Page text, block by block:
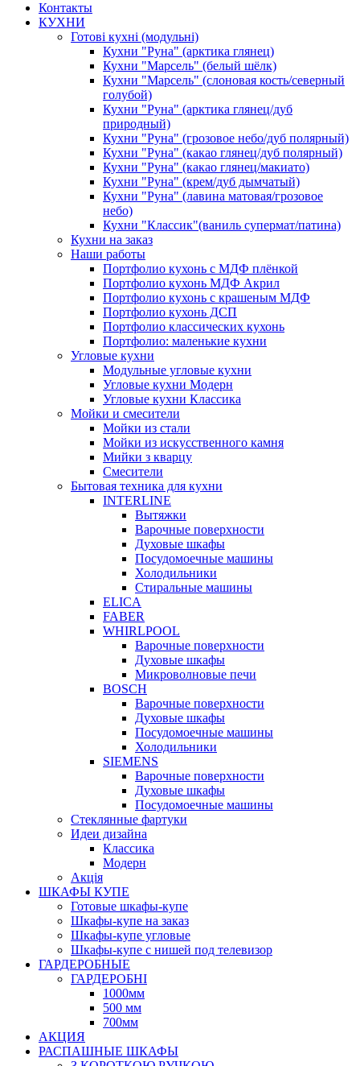
Контакты
КУХНИ
Готові кухні (модульні)
Кухни "Руна" (арктика глянец)
Кухни "Марсель" (белый шёлк)
Кухни "Марсель" (слоновая кость/северный
голубой)
Кухни "Руна" (арктика глянец/дуб
природный)
Кухни "Руна" (грозовое небо/дуб полярный)
Кухни "Руна" (какао глянец/дуб полярный)
Кухни "Руна" (какао глянец/макиато)
Кухни "Руна" (крем/дуб дымчатый)
Кухни "Руна" (лавина матовая/грозовое
небо)
Кухни "Классик"(ваниль супермат/патина)
Кухни на заказ
Наши работы
Портфолио кухонь с МДФ плёнкой
Портфолио кухонь МДФ Акрил
Портфолио кухонь с крашеным МДФ
Портфолио кухонь ДСП
Портфолио классических кухонь
Портфолио: маленькие кухни
Угловые кухни
Модульные угловые кухни
Угловые кухни Модерн
Угловые кухни Классика
Мойки и смесители
Мойки из стали
Мойки из искусственного камня
Мийки з кварцу
Смесители
Бытовая техника для кухни
INTERLINE
Вытяжки
Варочные поверхности
Духовые шкафы
Посудомоечные машины
Холодильники
Стиральные машины
ELICA
FABER
WHIRLPOOL
Варочные поверхности
Духовые шкафы
Микроволновые печи
BOSCH
Варочные поверхности
Духовые шкафы
Посудомоечные машины
Холодильники
SIEMENS
Варочные поверхности
Духовые шкафы
Посудомоечные машины
Стеклянные фартуки
Идеи дизайна
Класcика
Модерн
Акція
ШКАФЫ КУПЕ
Готовые шкафы-купе
Шкафы-купе на заказ
Шкафы-купе угловые
Шкафы-купе с нишей под телевизор
ГАРДЕРОБНЫЕ
ГАРДЕРОБНІ
1000мм
500 мм
700мм
АКЦИЯ
РАСПАШНЫЕ ШКАФЫ